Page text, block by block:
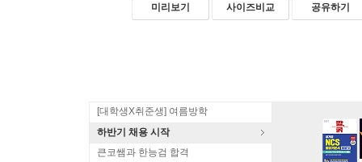
미리보기 사이즈비교 공유하기
[대학생X취준생] 여름방학
하반기 채용 시작
큰코쌤과 한능검 합격